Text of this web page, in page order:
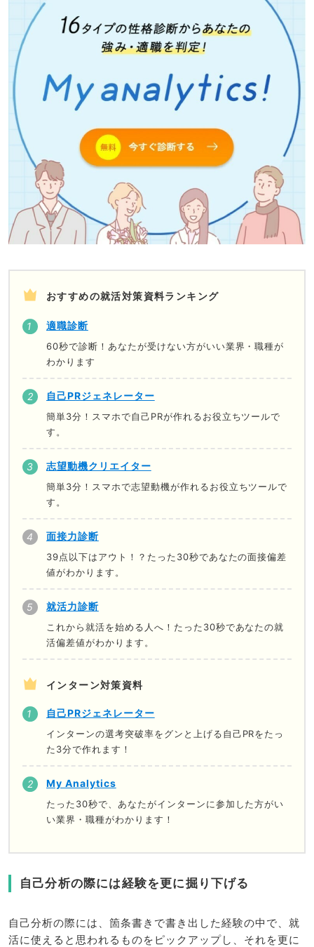
おすすめの就活対策資料ランキング
適職診断
60秒で診断！あなたが受けない方がいい業界・職種が
わかります
自己PRジェネレーター
簡単3分！スマホで自己PRが作れるお役立ちツールで
す。
志望動機クリエイター
簡単3分！スマホで志望動機が作れるお役立ちツールで
す。
面接力診断
39点以下はアウト！？たった30秒であなたの面接偏差
値がわかります。
就活力診断
これから就活を始める人へ！たった30秒であなたの就
活偏差値がわかります。
インターン対策資料
自己PRジェネレーター
インターンの選考突破率をグンと上げる自己PRをたっ
た3分で作れます！
My Analytics
たった30秒で、あなたがインターンに参加した方がい
い業界・職種がわかります！
自己分析の際には経験を更に掘り下げる
自己分析の際には、箇条書きで書き出した経験の中で、就
活に使えると思われるものをピックアップし、それを更に